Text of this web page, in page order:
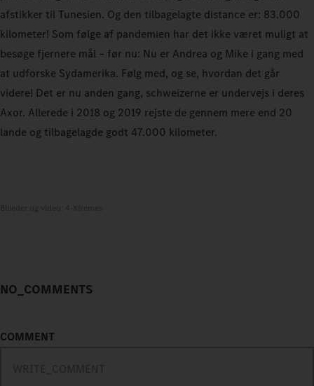
afstikker til Tunesien. Og den tilbagelagte distance er: 83.000
kilometer! Som følge af pandemien har det ikke været muligt at
besøge fjernere mål – før nu: Nu er Andrea og Mike i gang med
at udforske Sydamerika. Følg med, og se, hvordan det går
videre! Det er nu anden gang, schweizerne er undervejs i deres
Axor. Allerede i 2018 og 2019 rejste de gennem mere end 20
lande og tilbagelagde godt 47.000 kilometer.
NO_COMMENTS
COMMENT